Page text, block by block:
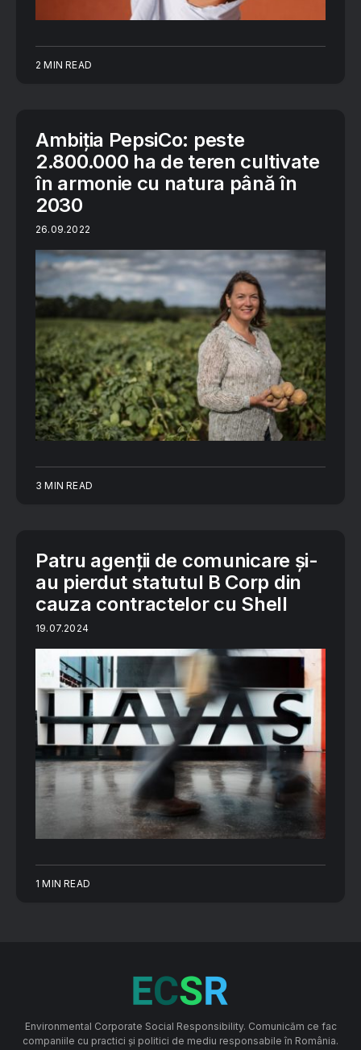
2 MIN READ
Ambiția PepsiCo: peste
2.800.000 ha de teren cultivate
în armonie cu natura până în
2030
26.09.2022
3 MIN READ
Patru agenții de comunicare și-
au pierdut statutul B Corp din
cauza contractelor cu Shell
19.07.2024
1 MIN READ
Environmental Corporate Social Responsibility. Comunicăm ce fac
companiile cu practici și politici de mediu responsabile în România.